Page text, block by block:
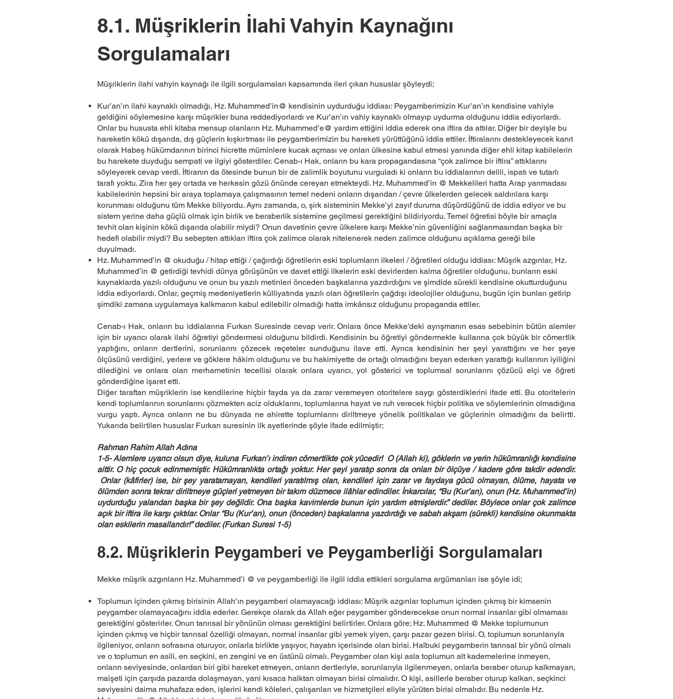
8.1. Müşriklerin İlahi Vahyin Kaynağını
Sorgulamaları
Müşriklerin ilahi vahyin kaynağı ile ilgili sorgulamaları kapsamında ileri çıkan hususlar şöyleydi;
Kur’an’ın ilahi kaynaklı olmadığı, Hz. Muhammed’in@ kendisinin uydurduğu iddiası: Peygamberimizin Kur’an’ın kendisine vahiyle
geldiğini söylemesine karşı müşrikler buna reddediyorlardı ve Kur’an’ın vahiy kaynaklı olmayıp uydurma olduğunu iddia ediyorlardı.
Onlar bu hususta ehli kitaba mensup olanların Hz. Muhammed’e@ yardım ettiğini iddia ederek ona iftira da attılar. Diğer bir deyişle bu
hareketin kökü dışarıda, dış güçlerin kışkırtması ile peygamberimizin bu hareketi yürüttüğünü iddia ettiler. İftiralarını destekleyecek kanıt
olarak Habeş hükümdarının birinci hicrette müminlere kucak açması ve onları ülkesine kabul etmesi yanında diğer ehli kitap kabilelerin
bu harekete duyduğu sempati ve ilgiyi gösterdiler. Cenab-ı Hak, onların bu kara propagandasına “çok zalimce bir iftira” attıklarını
söyleyerek cevap verdi. İftiranın da ötesinde bunun bir de zalimlik boyutunu vurguladı ki onların bu iddialarının delili, ispatı ve tutarlı
tarafı yoktu. Zira her şey ortada ve herkesin gözü önünde cereyan etmekteydi. Hz. Muhammed’in @ Mekkelileri hatta Arap yarımadası
kabilelerinin hepsini bir araya toplamaya çalışmasının temel nedeni onların dışarıdan / çevre ülkelerden gelecek saldırılara karşı
korunması olduğunu tüm Mekke biliyordu. Aynı zamanda, o, şirk sisteminin Mekke’yi zayıf duruma düşürdüğünü de iddia ediyor ve bu
sistem yerine daha güçlü olmak için birlik ve beraberlik sistemine geçilmesi gerektiğini bildiriyordu. Temel öğretisi böyle bir amaçla
tevhit olan kişinin kökü dışarıda olabilir miydi? Onun davetinin çevre ülkelere karşı Mekke’nin güvenliğini sağlanmasından başka bir
hedefi olabilir miydi? Bu sebepten attıkları iftira çok zalimce olarak nitelenerek neden zalimce olduğunu açıklama gereği bile
duyulmadı.
Hz. Muhammed’in @ okuduğu / hitap ettiği / çağırdığı öğretilerin eski toplumların ilkeleri / öğretileri olduğu iddiası: Müşrik azgınlar, Hz.
Muhammed’in @ getirdiği tevhidi dünya görüşünün ve davet ettiği ilkelerin eski devirlerden kalma öğretiler olduğunu, bunların eski
kaynaklarda yazılı olduğunu ve onun bu yazılı metinleri önceden başkalarına yazdırdığını ve şimdide sürekli kendisine okutturduğunu
iddia ediyorlardı. Onlar, geçmiş medeniyetlerin külliyatında yazılı olan öğretilerin çağdışı ideolojiler olduğunu, bugün için bunları getirip
şimdiki zamana uygulamaya kalkmanın kabul edilebilir olmadığı hatta imkânsız olduğunu propaganda ettiler.
Cenab-ı Hak, onların bu iddialarına Furkan Suresinde cevap verir. Onlara önce Mekke’deki ayrışmanın esas sebebinin bütün alemler
için bir uyarıcı olarak ilahi öğretiyi göndermesi olduğunu bildirdi. Kendisinin bu öğretiyi göndermekle kullarına çok büyük bir cömertlik
yaptığını, onların dertlerini, sorunlarını çözecek reçeteler sunduğunu ilave etti. Ayrıca kendisinin her şeyi yarattığını ve her şeye
ölçüsünü verdiğini, yerlere ve göklere hâkim olduğunu ve bu hakimiyette de ortağı olmadığını beyan ederken yarattığı kullarının iyiliğini
dilediğini ve onlara olan merhametinin tecellisi olarak onlara uyarıcı, yol gösterici ve toplumsal sorunlarını çözücü elçi ve öğreti
gönderdiğine işaret etti.
Diğer taraftan müşriklerin ise kendilerine hiçbir fayda ya da zarar veremeyen otoritelere saygı gösterdiklerini ifade etti. Bu otoritelerin
kendi toplumlarının sorunlarını çözmekten aciz olduklarını, toplumlarına hayat ve ruh verecek hiçbir politika ve söylemlerinin olmadığına
vurgu yaptı. Ayrıca onların ne bu dünyada ne ahirette toplumlarını diriltmeye yönelik politikaları ve güçlerinin olmadığını da belirtti.
Yukarıda belirtilen hususlar Furkan suresinin ilk ayetlerinde şöyle ifade edilmiştir;
Rahman Rahim Allah Adına
1-5- Alemlere uyarıcı olsun diye, kuluna Furkan’ı indiren cömertlikte çok yücedir! O (Allah ki), göklerin ve yerin hükümranlığı kendisine
aittir. O hiç çocuk edinmemiştir. Hükümranlıkta ortağı yoktur. Her şeyi yaratıp sonra da onları bir ölçüye / kadere göre takdir edendir.
Onlar (kâfirler) ise, bir şey yaratamayan, kendileri yaratılmış olan, kendileri için zarar ve faydaya gücü olmayan, ölüme, hayata ve
ölümden sonra tekrar diriltmeye güçleri yetmeyen bir takım düzmece ilâhlar edindiler. İnkarcılar, “Bu (Kur’an), onun (Hz. Muhammed’in)
uydurduğu yalandan başka bir şey değildir. Ona başka kavimlerde bunun için yardım etmişlerdir.” dediler. Böylece onlar çok zalimce
açık bir iftira ile karşı çıktılar. Onlar “Bu (Kur’an), onun (önceden) başkalarına yazdırdığı ve sabah akşam (sürekli) kendisine okunmakta
olan eskilerin masallarıdır!” dediler. (Furkan Suresi 1-5)
8.2. Müşriklerin Peygamberi ve Peygamberliği Sorgulamaları
Mekke müşrik azgınların Hz. Muhammed’i @ ve peygamberliği ile ilgili iddia ettikleri sorgulama argümanları ise şöyle idi;
Toplumun içinden çıkmış birisinin Allah’ın peygamberi olamayacağı iddiası: Müşrik azgınlar toplumun içinden çıkmış bir kimsenin
peygamber olamayacağını iddia ederler. Gerekçe olarak da Allah eğer peygamber gönderecekse onun normal insanlar gibi olmaması
gerektiğini gösterirler. Onun tanrısal bir yönünün olması gerektiğini belirtirler. Onlara göre; Hz. Muhammed @ Mekke toplumunun
içinden çıkmış ve hiçbir tanrısal özelliği olmayan, normal insanlar gibi yemek yiyen, çarşı pazar gezen birisi. O, toplumun sorunlarıyla
ilgileniyor, onların sofrasına oturuyor, onlarla birlikte yaşıyor, hayatın içerisinde olan birisi. Halbuki peygamberin tanrısal bir yönü olmalı
ve o toplumun en asili, en seçkini, en zengini ve en üstünü olmalı. Peygamber olan kişi asla toplumun alt kademelerine inmeyen,
onların seviyesinde, onlardan biri gibi hareket etmeyen, onların dertleriyle, sorunlarıyla ilgilenmeyen, onlarla beraber oturup kalkmayan,
maişeti için çarşıda pazarda dolaşmayan, yani kısaca halktan olmayan birisi olmalıdır. O kişi, asillerle beraber oturup kalkan, seçkinci
seviyesini daima muhafaza eden, işlerini kendi köleleri, çalışanları ve hizmetçileri eliyle yürüten birisi olmalıdır. Bu nedenle Hz.